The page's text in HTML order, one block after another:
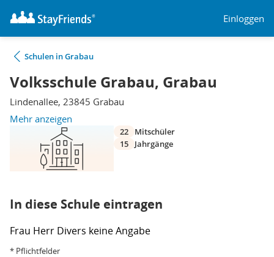
Einloggen
Schulen in Grabau
Volksschule Grabau, Grabau
Lindenallee, 23845 Grabau
Mehr anzeigen
22
Mitschüler
15
Jahrgänge
In diese Schule eintragen
Frau Herr Divers keine Angabe
* Pflichtfelder